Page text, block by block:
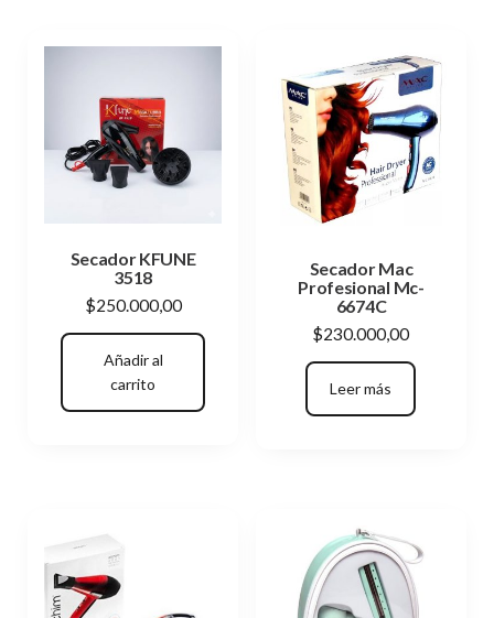
Secador KFUNE
3518
$250.000,00
Añadir al
carrito
Secador Mac
Profesional Mc-
6674C
$230.000,00
Leer más